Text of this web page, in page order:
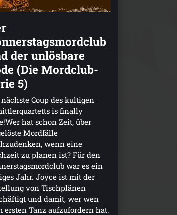
der unlösbare
(Die Mordclub-
5)
nächste Coup des kultigen
is finally
hat schon Zeit, über
Mordfälle
wenn eine
zu planen ist? Für den
war es ein
Jahr. Joyce ist mit der
von Tischplänen
und damit, wer wen
ersten Tanz aufzufordern hat.